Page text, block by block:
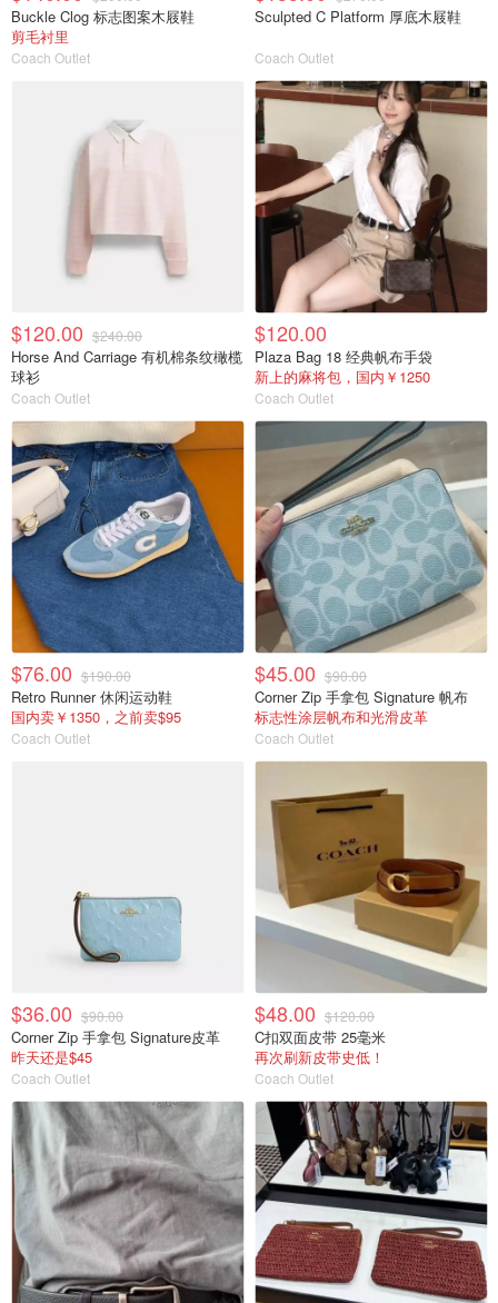
Buckle Clog 标志图案木屐鞋
剪毛衬里
Coach Outlet
Sculpted C Platform 厚底木屐鞋
Coach Outlet
$120.00 $240.00
Horse And Carriage 有机棉条纹橄榄
球衫
Coach Outlet
$120.00
Plaza Bag 18 经典帆布手袋
新上的麻将包，国内￥1250
Coach Outlet
$76.00 $190.00
Retro Runner 休闲运动鞋
国内卖￥1350，之前卖$95
Coach Outlet
$45.00 $90.00
Corner Zip 手拿包 Signature 帆布
标志性涂层帆布和光滑皮革
Coach Outlet
$36.00 $90.00
Corner Zip 手拿包 Signature皮革
昨天还是$45
Coach Outlet
$48.00 $120.00
C扣双面皮带 25毫米
再次刷新皮带史低！
Coach Outlet